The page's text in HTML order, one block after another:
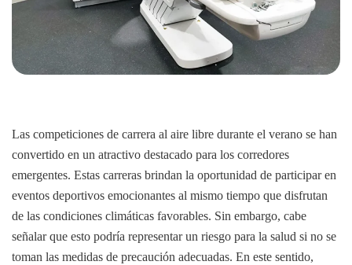
Las competiciones de carrera al aire libre durante el verano se han
convertido en un atractivo destacado para los corredores
emergentes. Estas carreras brindan la oportunidad de participar en
eventos deportivos emocionantes al mismo tiempo que disfrutan
de las condiciones climáticas favorables. Sin embargo, cabe
señalar que esto podría representar un riesgo para la salud si no se
toman las medidas de precaución adecuadas. En este sentido,